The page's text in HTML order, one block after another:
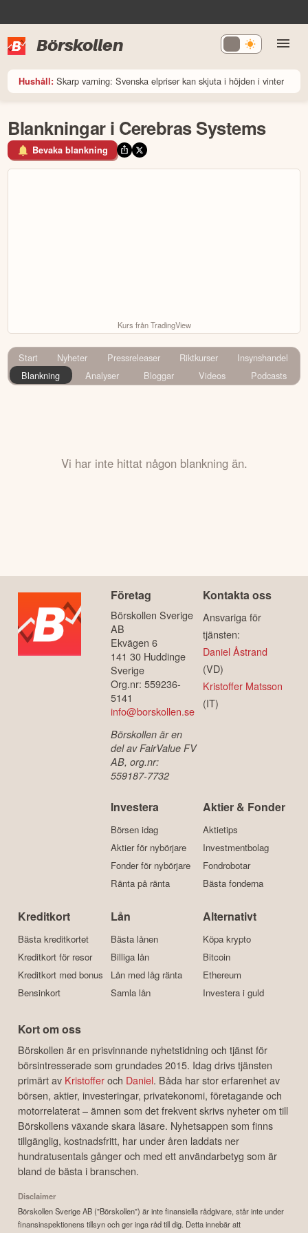
Börskollen
Hushåll: Skarp varning: Svenska elpriser kan skjuta i höjden i vinter
Blankningar i Cerebras Systems
Bevaka blankning
Kurs från TradingView
Start Nyheter Pressreleaser Riktkurser
Insynshandel
Blankning
Analyser Bloggar Videos Podcasts
Vi har inte hittat någon blankning än.
Företag
Börskollen Sverige
AB
Ekvägen 6
141 30 Huddinge
Sverige
Org.nr: 559236-
5141
info@borskollen.se
Börskollen är en
del av FairValue FV
AB, org.nr:
559187-7732
Kontakta oss
Ansvariga för
tjänsten:
Daniel Åstrand
(VD)
Kristoffer Matsson
(IT)
Investera
Börsen idag
Aktier för nybörjare
Fonder för nybörjare
Ränta på ränta
Aktier & Fonder
Aktietips
Investmentbolag
Fondrobotar
Bästa fonderna
Kreditkort
Bästa kreditkortet
Kreditkort för resor
Kreditkort med bonus
Bensinkort
Lån
Bästa lånen
Billiga lån
Lån med låg ränta
Samla lån
Alternativt
Köpa krypto
Bitcoin
Ethereum
Investera i guld
Kort om oss
Börskollen är en prisvinnande nyhetstidning och tjänst för
börsintresserade som grundades 2015. Idag drivs tjänsten
primärt av Kristofferoch Daniel. Båda har stor erfarenhet av
börsen, aktier, investeringar, privatekonomi, företagande och
motorrelaterat – ämnen som det frekvent skrivs nyheter om till
Börskollens växande skara läsare. Nyhetsappen som finns
tillgänglig, kostnadsfritt, har under åren laddats ner
hundratusentals gånger och med ett användarbetyg som är
bland de bästa i branschen.
Disclaimer
Börskollen Sverige AB ("Börskollen") är inte finansiella rådgivare, står inte under
finansinspektionens tillsyn och ger inga råd till dig. Detta innebär att